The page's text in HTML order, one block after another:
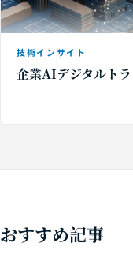
技術インサイト
企業AIデジタルト
おすすめ記事